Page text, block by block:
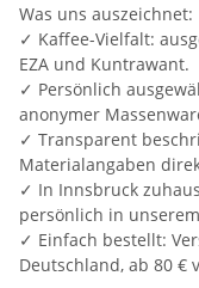
Was uns auszeichnet:
✓ Kaffee-Vielfalt:
EZA und Kuntrawant.
✓ Persönlich
anonymer
✓ Transparent
Materialangaben
✓ In Innsbruck
persönlich in
✓ Einfach bestellt:
Deutschland, ab 80 €